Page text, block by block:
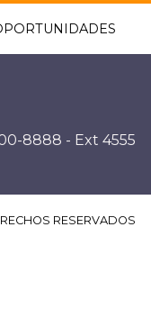
8888 - Ext 4555
RESERVADOS